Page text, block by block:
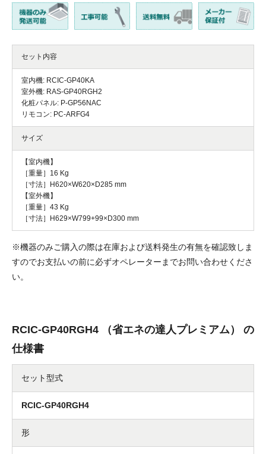
セット内容
室内機: RCIC-GP40KA
室外機: RAS-GP40RGH2
化粧パネル: P-GP56NAC
リモコン: PC-ARFG4
サイズ
【室内機】
［重量］16 Kg
［寸法］H620×W620×D285 mm
【室外機】
［重量］43 Kg
［寸法］H629×W799+99×D300 mm
※機器のみご購入の際は在庫および送料発生の有無を確認致しま
すのでお支払いの前に必ずオペレーターまでお問い合わせくださ
い。
RCIC-GP40RGH4 （省エネの達人プレミアム） の
仕様書
セット型式
RCIC-GP40RGH4
形